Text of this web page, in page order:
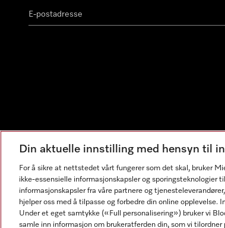
Din aktuelle innstilling med hensyn til
For å sikre at nettstedet vårt fungerer som det skal, bruker
ikke-essensielle informasjonskapsler og sporingsteknologier
informasjonskapsler fra våre partnere og
hjelper oss med å tilpasse og forbedre din online opplevelse.
Under et eget samtykke («Full personalisering») bruker vi
samle inn informasjon om brukeratferden din, som vi